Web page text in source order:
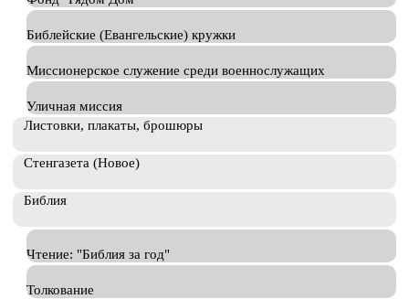
Библейские (Евангельские) кружки
Миссионерское служение среди военнослужащих
Уличная миссия
Листовки, плакаты, брошюры
Стенгазета (Новое)
Библия
Чтение: "Библия за год"
Толкование